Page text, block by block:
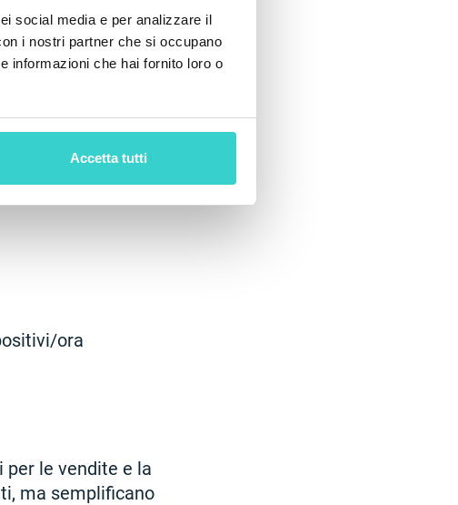
social media e per analizzare il
i nostri partner che si occupano
informazioni che hai fornito loro o
Accetta tutti
ora
le vendite e la
ma semplificano